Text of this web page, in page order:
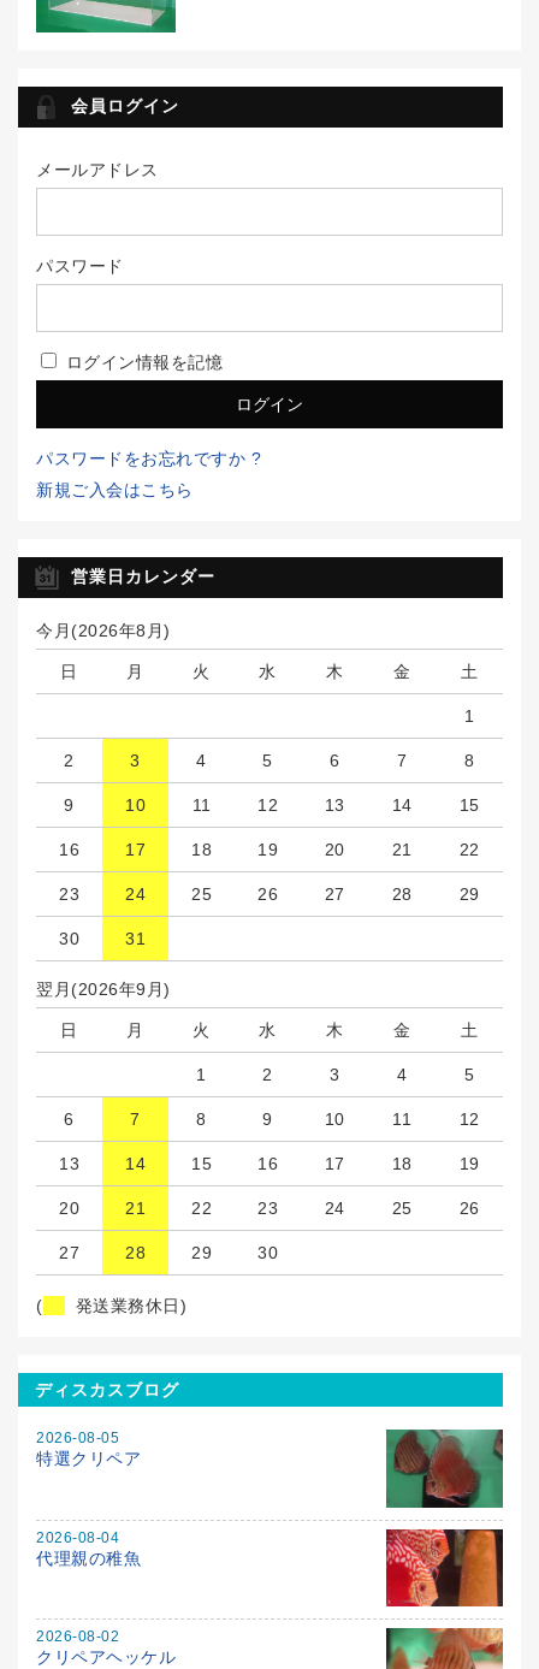
会員ログイン
メールアドレス
パスワード
ログイン情報を記憶
パスワードをお忘れですか ?
新規ご入会はこちら
営業日カレンダー
今月(2026年8月)
日 月 火 水 木 金 土
1
2 3 4 5 6 7 8
9 10 11 12 13 14 15
16 17 18 19 20 21 22
23 24 25 26 27 28 29
30 31
翌月(2026年9月)
日 月 火 水 木 金 土
1 2 3 4 5
6 7 8 9 10 11 12
13 14 15 16 17 18 19
20 21 22 23 24 25 26
27 28 29 30
( 発送業務休日)
ディスカスブログ
2026-08-05
特選クリペア
2026-08-04
代理親の稚魚
2026-08-02
クリペアヘッケル